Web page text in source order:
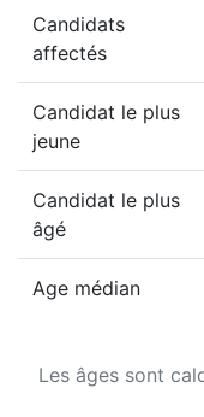
Les âges sont
Candidats
affectés
Candidat le plus
jeune
Candidat le plus
âgé
Age médian